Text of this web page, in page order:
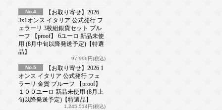
No.4
【お取り寄せ】2026
3x1オンス イタリア 公式発行 フ
ェラーリ 3枚組銀貨セット プル
ーフ 【proof】 6ユーロ 新品未使
用 (8月中旬以降発送予定)【特選
品】
97,996円(税込)
No.5
【お取り寄せ】2026 1
オンス イタリア 公式発行 フェ
ラーリ 金貨 プルーフ 【proof】
１００ユーロ 新品未使用 (8月上
旬以降発送予定)【特選品】
1,245,514円(税込)